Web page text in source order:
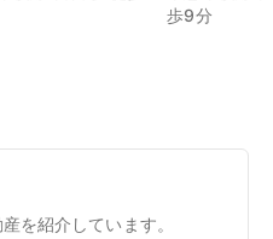
歩9分
を紹介しています。